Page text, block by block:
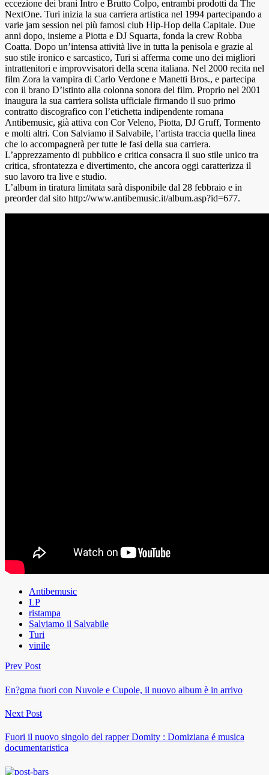
eccezione dei brani Intro e Brutto Colpo, entrambi prodotti da The
NextOne. Turi inizia la sua carriera artistica nel 1994 partecipando a
varie jam session nei più famosi club Hip-Hop della Capitale. Due
anni dopo, insieme a Piotta e DJ Squarta, fonda la crew Robba
Coatta. Dopo un’intensa attività live in tutta la penisola e grazie al
suo stile ironico e sarcastico, Turi si afferma come uno dei migliori
intrattenitori e improvvisatori della scena italiana. Nel 2000 recita nel
film Zora la vampira di Carlo Verdone e Manetti Bros., e partecipa
con il brano D’istinto alla colonna sonora del film. Proprio nel 2001
inaugura la sua carriera solista ufficiale firmando il suo primo
contratto discografico con l’etichetta indipendente romana
Antibemusic, già attiva con Cor Veleno, Piotta, DJ Gruff, Tormento
e molti altri. Con Salviamo il Salvabile, l’artista traccia quella linea
che lo accompagnerà per tutte le fasi della sua carriera.
L’apprezzamento di pubblico e critica consacra il suo stile unico tra
critica, sfrontatezza e divertimento, che ancora oggi caratterizza il
suo lavoro tra live e studio.
L’album in tiratura limitata sarà disponibile dal 28 febbraio e in
preorder dal sito http://www.antibemusic.it/album.asp?id=677.
Antibemusic
LP
ristampa
Salviamo il Salvabile
Turi
vinile
Prev Post
En?gma fuori con Nuvole e Cupole, il nuovo album è in arrivo
Next Post
Fuori il nuovo singolo del rapper Domity : Domiziana é musica
documentaristica